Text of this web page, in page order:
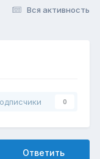
Вся активность
0
Ответить